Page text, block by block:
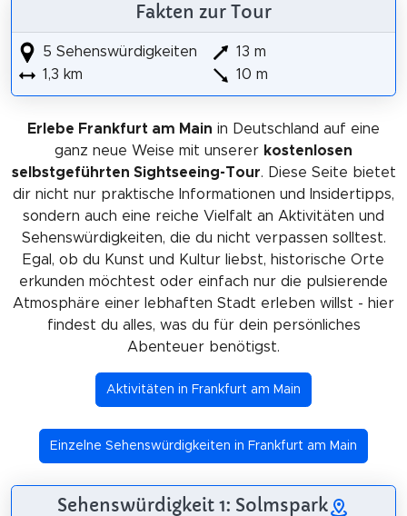
Fakten zur Tour
5 Sehenswürdigkeiten
1,3 km
13 m
10 m
Erlebe Frankfurt am Main in Deutschland auf eine
ganz neue Weise mit unserer kostenlosen
selbstgeführten Sightseeing-Tour. Diese Seite bietet
dir nicht nur praktische Informationen und Insidertipps,
sondern auch eine reiche Vielfalt an Aktivitäten und
Sehenswürdigkeiten, die du nicht verpassen solltest.
Egal, ob du Kunst und Kultur liebst, historische Orte
erkunden möchtest oder einfach nur die pulsierende
Atmosphäre einer lebhaften Stadt erleben willst - hier
findest du alles, was du für dein persönliches
Abenteuer benötigst.
Aktivitäten in Frankfurt am Main
Einzelne Sehenswürdigkeiten in Frankfurt am Main
Sehenswürdigkeit 1: Solmspark